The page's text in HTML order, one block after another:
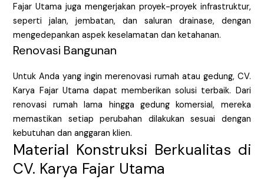
Fajar Utama juga mengerjakan proyek-proyek infrastruktur,
seperti jalan, jembatan, dan saluran drainase, dengan
mengedepankan aspek keselamatan dan ketahanan.
Renovasi Bangunan
Untuk Anda yang ingin merenovasi rumah atau gedung, CV.
Karya Fajar Utama dapat memberikan solusi terbaik. Dari
renovasi rumah lama hingga gedung komersial, mereka
memastikan setiap perubahan dilakukan sesuai dengan
kebutuhan dan anggaran klien.
Material Konstruksi Berkualitas di
CV. Karya Fajar Utama